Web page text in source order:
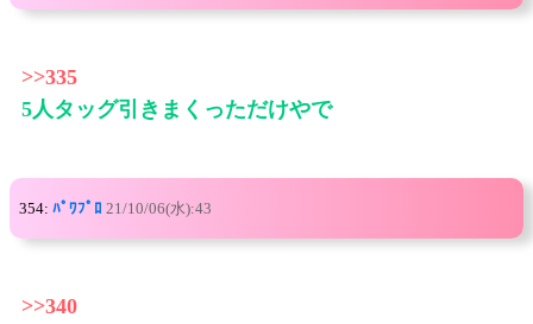
>>335
5人タッグ引きまくっただけやで
354: ﾊﾟﾜﾌﾟﾛ 21/10/06(水):43
>>340